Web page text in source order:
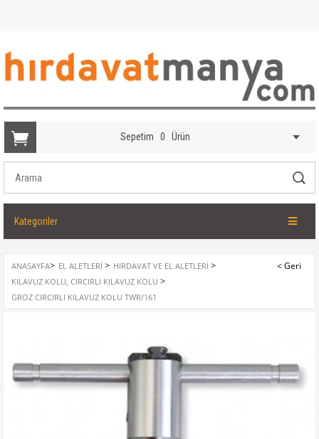
Sepetim 0 Ürün
Kategoriler
ANASAYFA> EL ALETLERI > HIRDAVAT VE EL ALETLERI >
KILAVUZ KOLU, CIRCIRLI KILAVUZ KOLU >
GROZ CIRCIRLI KILAVUZ KOLU TWR/161